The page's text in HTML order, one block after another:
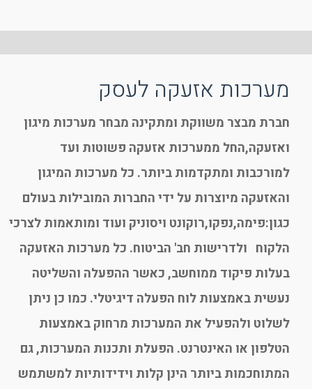
מערכות אזעקה לעסק
חברת מבצר משווקת ומתקינה מבחר מערכות מיגון
ואזעקה,החל ממערכות אזעקה פשוטות ועד
למורכבות ומתקדמות ביותר. כל מערכות המיגון
והאזעקה מיוצרות על ידי החברות המובילות בעולם
כגון:פימה,נפקו,רוקונט ויסוניק ועוד ומותאמות לצרכי
הלקוח ולדרישות חב' הביטוח. כל מערכות האזעקה
בעלות פיקוד ממוחשב, כאשר ההפעלה והשליטה
נעשית באמצעות לוח הפעלה דיגיטלי. כמו כן ניתן
לשלוט ולהפעיל את המערכות מרחוק באמצעות
הטלפון או האינטרנט. הפעלת ותכנות המערכות, גם
המתוחכמות ביותר הינן קלות וידידותיות למשתמש